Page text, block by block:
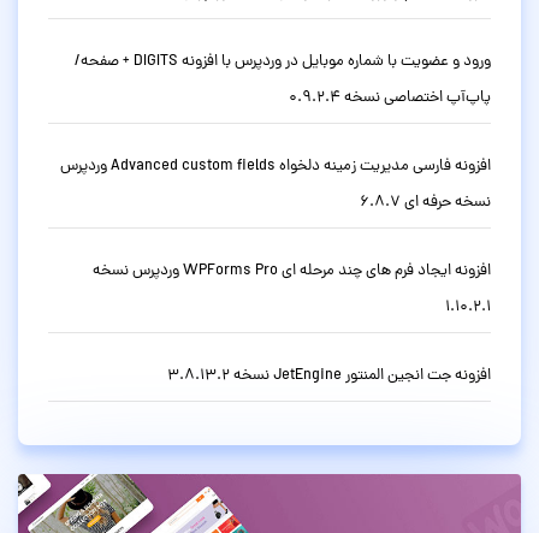
ورود و عضویت با شماره موبایل در وردپرس با افزونه DIGITS + صفحه/
پاپ‌آپ اختصاصی نسخه 0.9.2.4
افزونه فارسی مدیریت زمینه دلخواه Advanced custom fields وردپرس
نسخه حرفه ای 6.8.7
افزونه ایجاد فرم های چند مرحله ای WPForms Pro وردپرس نسخه
1.10.2.1
افزونه جت انجین المنتور JetEngine نسخه 3.8.13.2